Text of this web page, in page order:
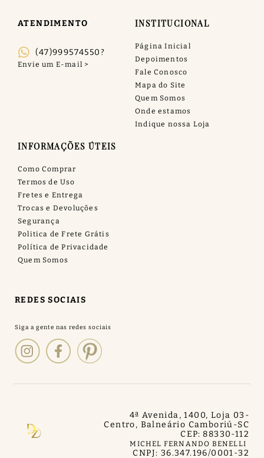
ATENDIMENTO
(47)999574550?
INSTITUCIONAL
Página Inicial
Depoimentos
Fale Conosco
Mapa do Site
Quem Somos
Onde estamos
Indique nossa Loja
INFORMAÇÕES ÚTEIS
Como Comprar
Termos de Uso
Fretes e Entrega
Trocas e Devoluções
Segurança
Politica de Frete Grátis
Política de Privacidade
Quem Somos
REDES SOCIAIS
MICHEL FERNANDO BENELLI
4ª Avenida, 1400, Loja 03 -
Centro, Balneário Camboriú-SC
CEP: 88330-112
CNPJ: 36.347.196/0001-32